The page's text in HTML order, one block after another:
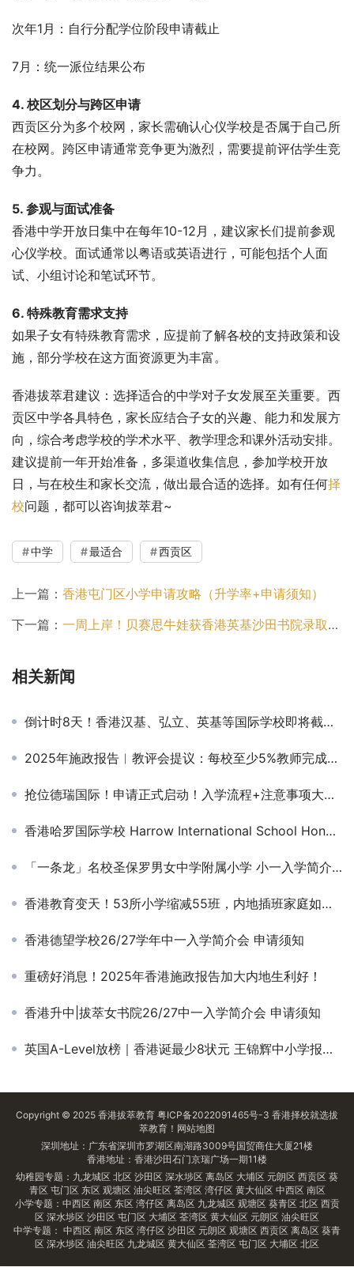
次年1月：自行分配学位阶段申请截止
7月：统一派位结果公布
4. 校区划分与跨区申请
西贡区分为多个校网，家长需确认心仪学校是否属于自己所
在校网。跨区申请通常竞争更为激烈，需要提前评估学生竞
争力。
5. 参观与面试准备
香港中学开放日集中在每年10-12月，建议家长们提前参观
心仪学校。面试通常以粤语或英语进行，可能包括个人面
试、小组讨论和笔试环节。
6. 特殊教育需求支持
如果子女有特殊教育需求，应提前了解各校的支持政策和设
施，部分学校在这方面资源更为丰富。
香港拔萃君建议：选择适合的中学对子女发展至关重要。西
贡区中学各具特色，家长应结合子女的兴趣、能力和发展方
向，综合考虑学校的学术水平、教学理念和课外活动安排。
建议提前一年开始准备，多渠道收集信息，参加学校开放
日，与在校生和家长交流，做出最合适的选择。如有任何择
校问题，都可以咨询拔萃君~
中学 最适合 西贡区
上一篇： 香港屯门区小学申请攻略（升学率+申请须知）
下一篇： 一周上岸！贝赛思牛娃获香港英基沙田书院录取，靠的竟是这个法宝
相关新闻
倒计时8天！香港汉基、弘立、英基等国际学校即将截止申请！错过再等一年！
2025年施政报告︱教评会提议：每校至少5%教师完成人工智能基础培训
抢位德瑞国际！申请正式启动！入学流程+注意事项大公开！
香港哈罗国际学校 Harrow International School Hong Kong
「一条龙」名校圣保罗男女中学附属小学 小一入学简介会
香港教育变天！53所小学缩减55班，内地插班家庭如何抓住机遇？
香港德望学校26/27学年中一入学简介会 申请须知
重磅好消息！2025年香港施政报告加大内地生利好！
香港升中|拔萃女书院26/27中一入学简介会 申请须知
英国A-Level放榜｜香港诞最少8状元 王锦辉中小学报喜 1人将入读中大医学院
Copyright © 2025 香港拔萃教育 粤ICP备2022091465号-3 香港择校就选拔
萃教育！ 网站地图
深圳地址：广东省深圳市罗湖区南湖路3009号国贸商住大厦21楼
香港地址：香港沙田石门京瑞广场一期11楼
幼稚园专题： 九龙城区 北区 沙田区 深水埗区 离岛区 大埔区 元朗区 西贡区 葵
青区 屯门区 东区 观塘区 油尖旺区 荃湾区 湾仔区 黄大仙区 中西区 南区
小学专题： 中西区 南区 东区 湾仔区 离岛区 九龙城区 观塘区 葵青区 北区 西贡
区 深水埗区 沙田区 屯门区 大埔区 荃湾区 黄大仙区 元朗区 油尖旺区
中学专题： 中西区 南区 东区 湾仔区 沙田区 元朗区 观塘区 西贡区 离岛区 葵青
区 深水埗区 油尖旺区 九龙城区 黄大仙区 荃湾区 屯门区 大埔区 北区